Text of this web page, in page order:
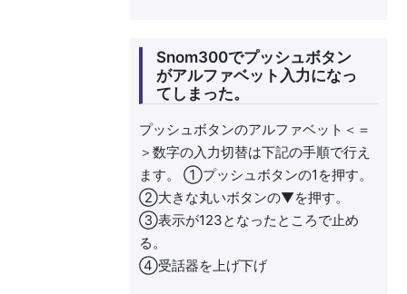
Snom300でプッシュボタン
がアルファベット入力になっ
てしまった。
プッシュボタンのアルファベット＜＝
＞数字の入力切替は下記の手順で行え
ます。 ①プッシュボタンの1を押す。
②大きな丸いボタンの▼を押す。
③表示が123となったところで止め
る。
④受話器を上げ下げ